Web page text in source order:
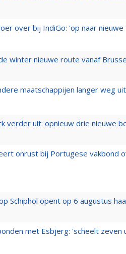
over bij IndiGo: 'op naar
winter nieuwe route vanaf
maatschappijen langer weg
verder uit: opnieuw drie nieuwe
onrust bij Portugese vakbond
Schiphol opent op 6 augustus
met Esbjerg: 'scheelt zeven